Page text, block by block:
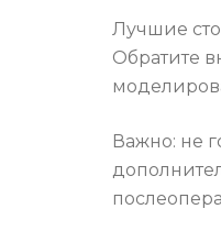
Лучшие
Обратите
Важно: не